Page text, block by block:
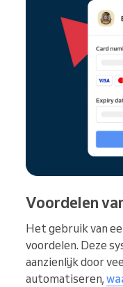
Voordelen
Het gebruik van
voordelen. Deze
aanzienlijk door
automatiseren,